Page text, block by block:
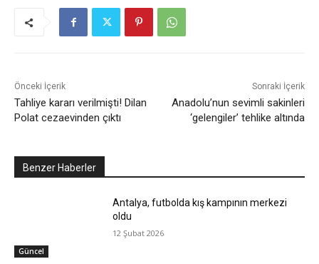
Önceki İçerik
Tahliye kararı verilmişti! Dilan
Polat cezaevinden çıktı
Sonraki İçerik
Anadolu’nun sevimli sakinleri
‘gelengiler’ tehlike altında
Benzer Haberler
Güncel
Antalya, futbolda kış kampının merkezi
oldu
12 Şubat 2026